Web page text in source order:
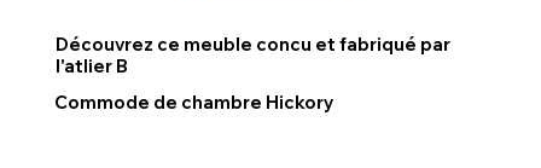
Découvrez ce meuble concu et fabriqué par
l'atlier B
Commode de chambre Hickory